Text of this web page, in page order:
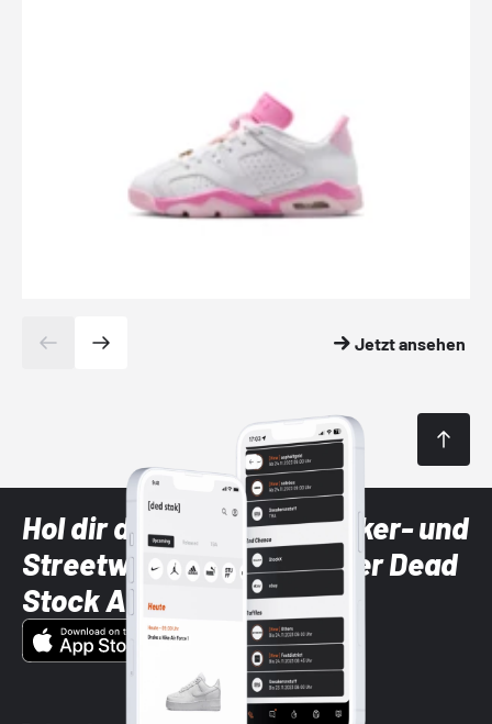
Jetzt ansehen
Hol dir die neuesten Sneaker- und
Streetwear-Brands mit der Dead
Stock App